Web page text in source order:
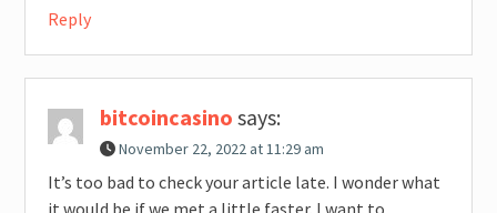
Reply
bitcoincasino says:
November 22, 2022 at 11:29 am
It’s too bad to check your article late. I wonder what
it would be if we met a little faster. I want to